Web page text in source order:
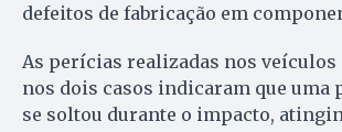
defeitos de fabricação em
As perícias realizadas nos
nos dois casos indicaram que uma
se soltou durante o impacto,